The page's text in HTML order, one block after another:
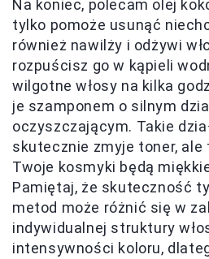
Na koniec, polecam olej
tylko pomoże usunąć
również nawilży i odżywi
rozpuścisz go w kąpieli
wilgotne włosy na kilka
je szamponem o silnym
oczyszczającym. Takie
skutecznie zmyje toner, ale
Twoje kosmyki będą
Pamiętaj, że skuteczność
metod może różnić się w
indywidualnej struktury
intensywności koloru,